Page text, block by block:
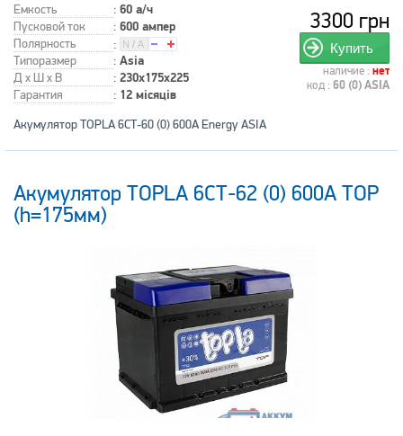
Емкость : 60 а/ч
Пусковой ток : 600 ампер
Полярность
:
Типоразмер
: Asia
Д x Ш x В : 230x175x225
Гарантия : 12 місяців
3300 грн
Купить
наличие : нет
код : 60 (0) ASIA
Акумулятор TOPLA 6СТ-60 (0) 600А Energy ASIA
Акумулятор TOPLA 6СТ-62 (0) 600А TOP
(h=175мм)